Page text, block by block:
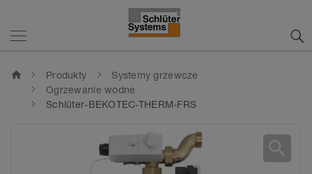
home Produkty
Systemy grzewcze
Ogrzewanie wodne
Schlüter-BEKOTEC-THERM-FRS